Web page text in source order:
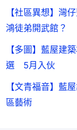
【社區異想】灣
鴻徒弟開武館？
【多圖】藍屋建
選 5月入伙
【文青福音】藍
區藝術